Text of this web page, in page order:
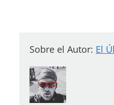
Sobre el Autor: El